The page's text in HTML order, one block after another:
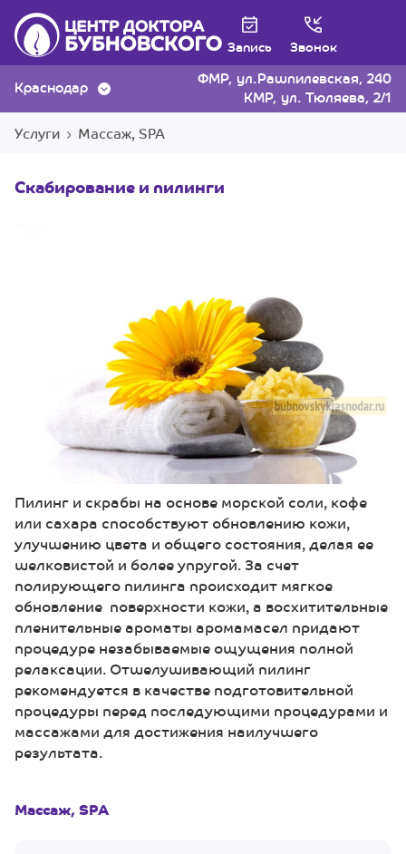
ФМР, ул.Рашпилевская, 240
КМР, ул. Тюляева, 2/1
Запись Звонок
Краснодар
Услуги
Массаж, SPA
Скабирование и пилинги
Пилинг и скрабы на основе морской соли, кофе
или сахара способствуют обновлению кожи,
улучшению цвета и общего состояния, делая ее
шелковистой и более упругой. За счет
полирующего пилинга происходит мягкое
обновление поверхности кожи, а восхитительные
пленительные ароматы аромамасел придают
процедуре незабываемые ощущения полной
релаксации. Отшелушивающий пилинг
рекомендуется в качестве подготовительной
процедуры перед последующими процедурами и
массажами для достижения наилучшего
результата.
Массаж, SPA